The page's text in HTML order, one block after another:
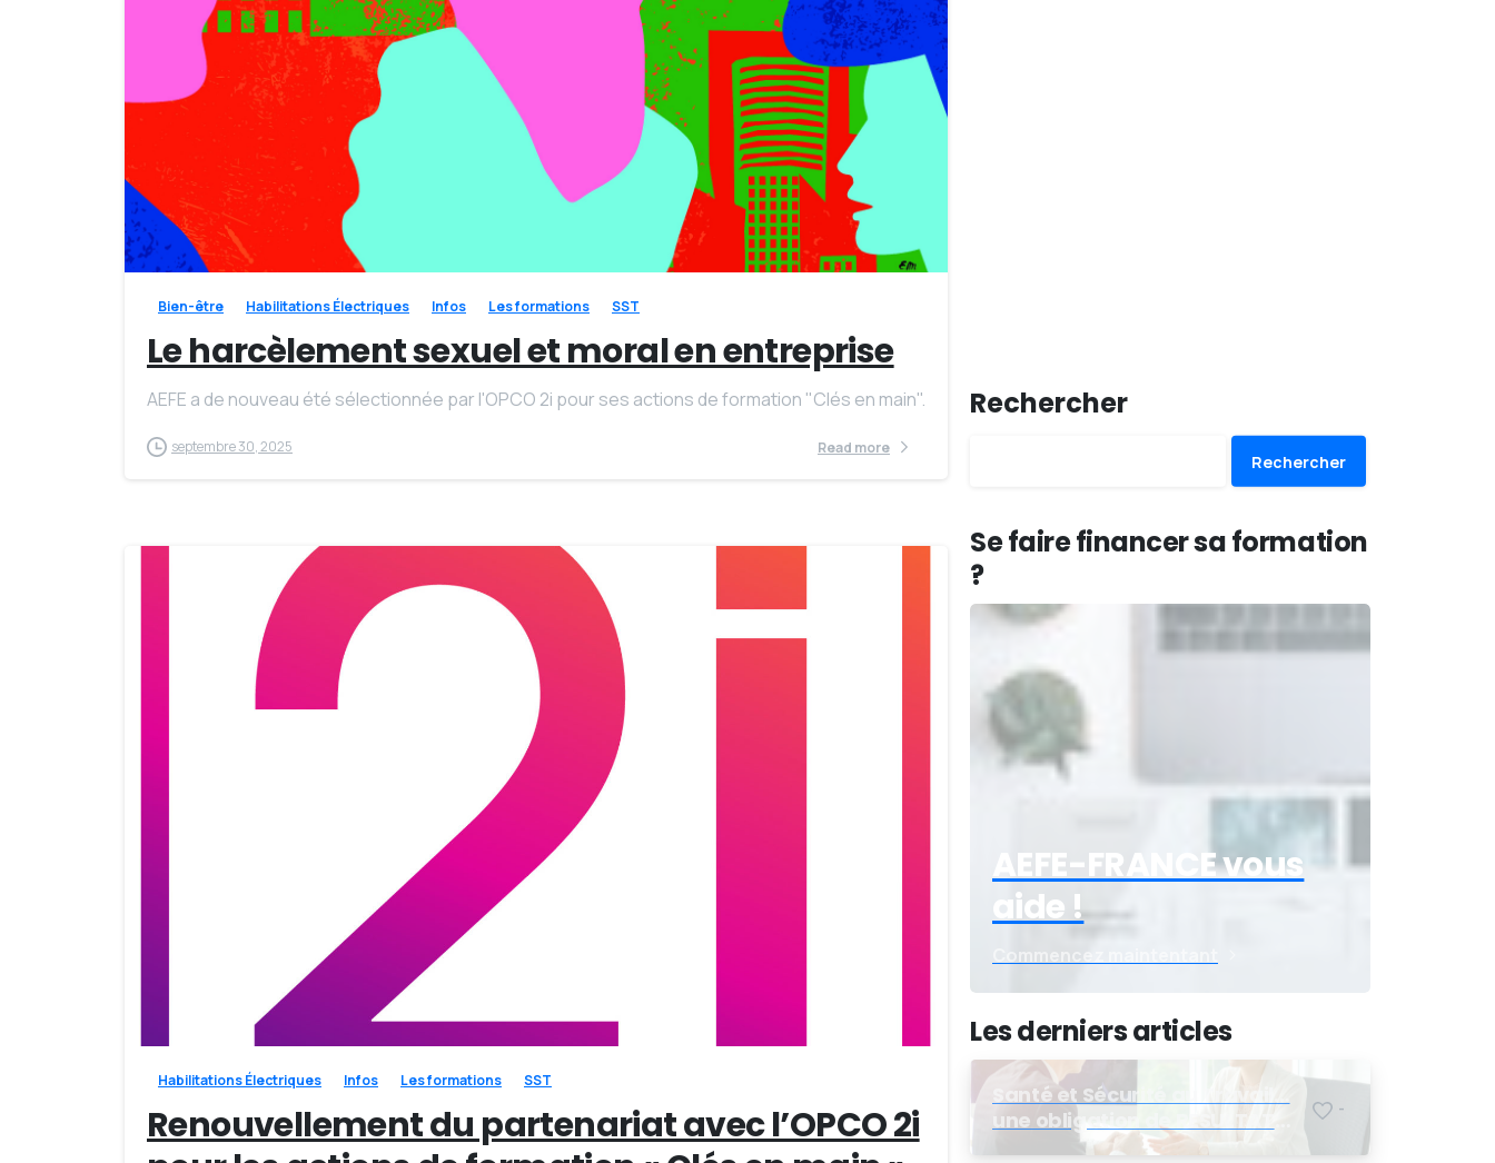
Bien-être Habilitations Électriques Infos Les formations SST
Le harcèlement sexuel et moral en entreprise
AEFE a de nouveau été sélectionnée par l'OPCO 2i pour ses actions de formation "Clés en main".
septembre 30, 2025 Read more
Habilitations Électriques Infos Les formations SST
Renouvellement du partenariat avec l’OPCO 2i
Rechercher
Rechercher
Se faire financer sa formation
?
AEFE-FRANCE vous
aide !
Les derniers articles
Santé et Sécurité au Travail…
une obligation de RESULTAT
pour l’employeur
-